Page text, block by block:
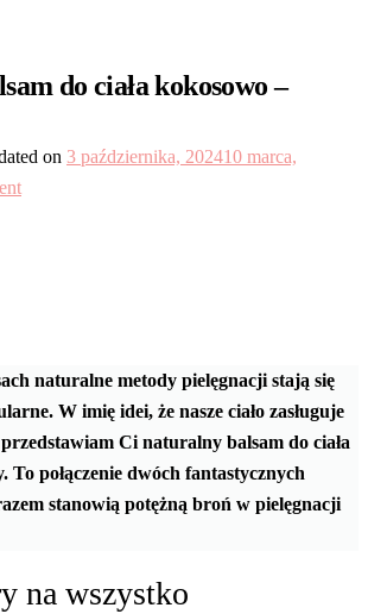
do ciała kokosowo –
on 3 października, 202410 marca,
on
–
aloesowy
naturalne metody pielęgnacji stają się
W imię idei, że nasze ciało zasługuje
Ci naturalny balsam do ciała
To połączenie dwóch fantastycznych
stanowią potężną broń w pielęgnacji
na wszystko